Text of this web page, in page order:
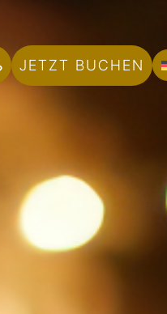
JETZT BUCHEN